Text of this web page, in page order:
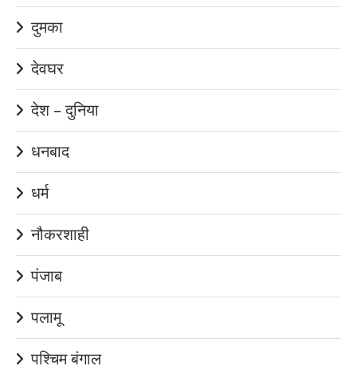
दुमका
देवघर
देश – दुनिया
धनबाद
धर्म
नौकरशाही
पंजाब
पलामू
पश्चिम बंगाल